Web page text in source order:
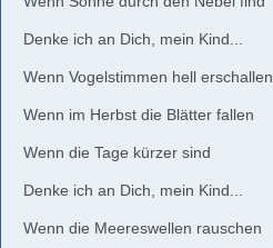
Denke ich an Dich, mein Kind...
Wenn Vogelstimmen hell erschallen
Wenn im Herbst die Blätter fallen
Wenn die Tage kürzer sind
Denke ich an Dich, mein Kind...
Wenn die Meereswellen rauschen